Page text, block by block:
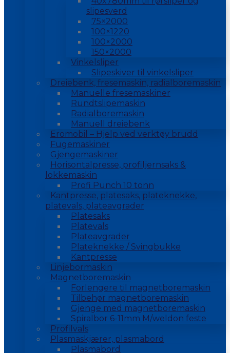
slipesverd
75×2000
100×1220
100×2000
150×2000
Vinkelsliper
Slipeskiver til vinkelsliper
Dreiebenk, fresemaskin, radialboremaskin
Manuelle fresemaskiner
Rundtslipemaskin
Radialboremaskin
Manuell dreiebenk
Eromobil – Hjelp ved verktøy brudd
Fugemaskiner
Gjengemaskiner
Horisontalpresse, profiljernsaks &
lokkemaskin
Profi Punch 10 tonn
Kantpresse, platesaks, plateknekke,
platevals, plateavgrader
Platesaks
Platevals
Plateavgrader
Plateknekke / Svingbukke
Kantpresse
Linjebormaskin
Magnetboremaskin
Forlengere til magnetboremaskin
Tilbehør magnetboremaskin
Gjenge med magnetboremaskin
Spiralbor 6-11mm M/weldon feste
Profilvals
Plasmaskjærer, plasmabord
Plasmabord